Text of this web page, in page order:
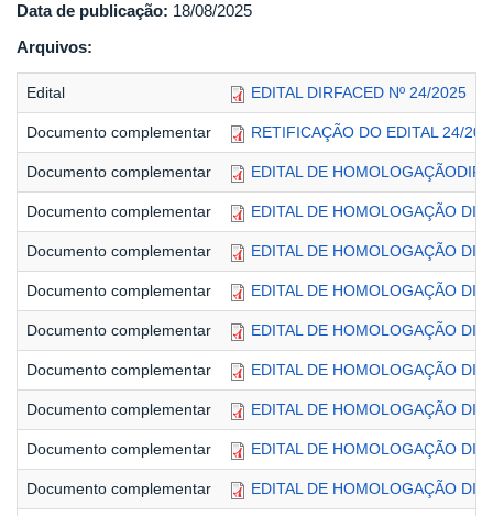
Data de publicação: 18/08/2025
Arquivos:
Edital EDITAL DIRFACED Nº 24/2025
Documento complementar RETIFICAÇÃO DO EDITAL 24/
Documento complementar EDITAL DE
Documento complementar EDITAL DE HOMOLOGAÇÃO
Documento complementar EDITAL DE HOMOLOGAÇÃO
Documento complementar EDITAL DE HOMOLOGAÇÃO
Documento complementar EDITAL DE HOMOLOGAÇÃO
Documento complementar EDITAL DE HOMOLOGAÇÃO
Documento complementar EDITAL DE HOMOLOGAÇÃO
Documento complementar EDITAL DE HOMOLOGAÇÃO
Documento complementar EDITAL DE HOMOLOGAÇÃO